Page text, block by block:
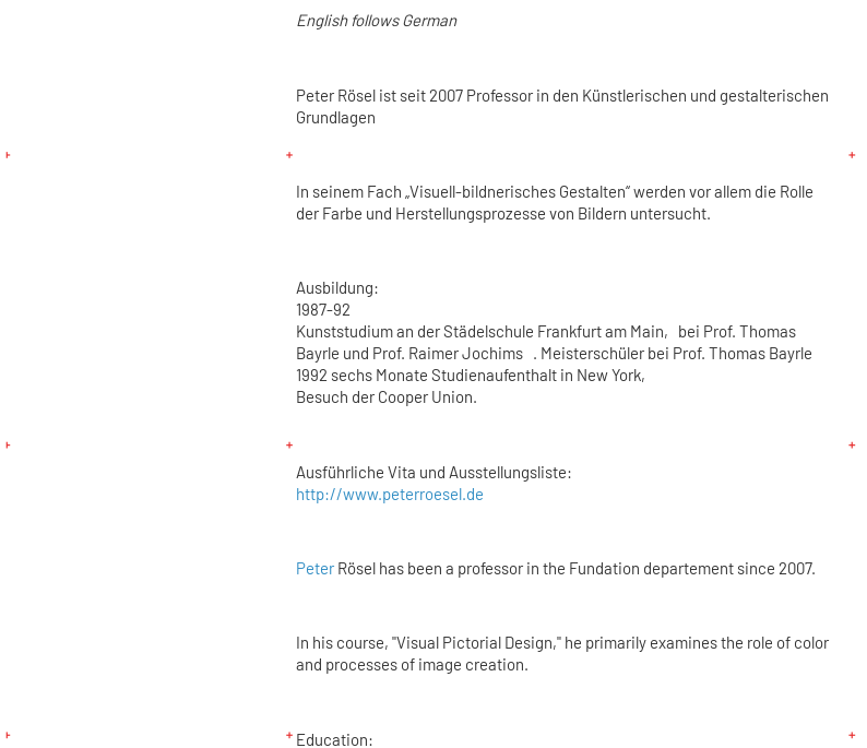
English follows German
Peter Rösel ist seit 2007 Professor in den Künstlerischen und gestalterischen
Grundlagen
In seinem Fach „Visuell-bildnerisches Gestalten“ werden vor allem die Rolle
der Farbe und Herstellungsprozesse von Bildern untersucht.
Ausbildung:
1987-92
Kunststudium an der Städelschule Frankfurt am Main, bei Prof. Thomas
Bayrle und Prof. Raimer Jochims . Meisterschüler bei Prof. Thomas Bayrle
1992 sechs Monate Studienaufenthalt in New York,
Besuch der Cooper Union.
Ausführliche Vita und Ausstellungsliste:
http://www.peterroesel.de
Peter Rösel has been a professor in the Fundation departement since 2007.
In his course, "Visual Pictorial Design," he primarily examines the role of color
and processes of image creation.
Education: